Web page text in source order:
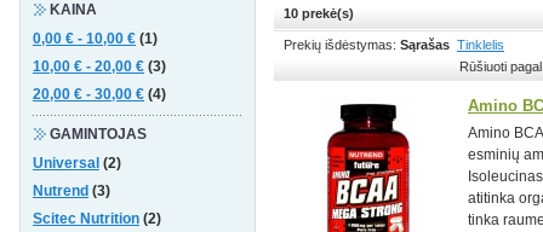
10 prekė(s)
Prekių išdėstymas: Sąrašas Tinklelis
Rūšiuoti pagal
Amino
Amino
esminių
atitinka
tinka
KAINA
0,00 € - 10,00 € (1)
10,00 € - 20,00 € (3)
20,00 € - 30,00 € (4)
GAMINTOJAS
Universal (2)
Nutrend (3)
Scitec Nutrition (2)